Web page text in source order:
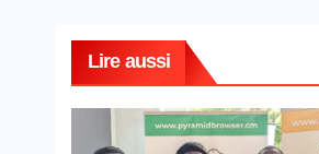
Lire aussi